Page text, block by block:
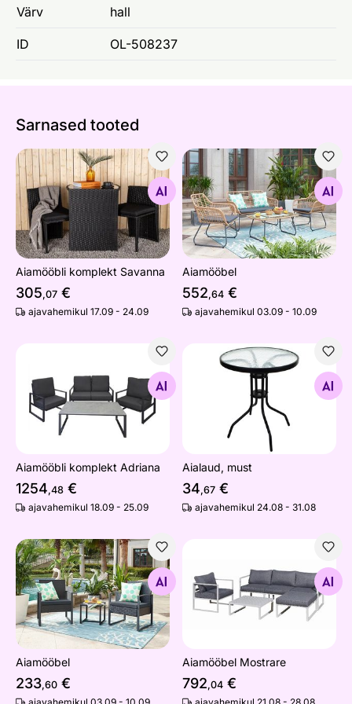
Värv hall
ID OL-508237
Sarnased tooted
Aiamööbli komplekt Savanna
Otsi sarnaseid
Aiamööbli komplekt Savanna
305,07 €
ajavahemikul 17.09 - 24.09
Aiamööbel
Otsi sarnaseid
Aiamööbel
552,64 €
ajavahemikul 03.09 - 10.09
Aiamööbli komplekt Adriana
Otsi sarnaseid
Aiamööbli komplekt Adriana
1254,48 €
ajavahemikul 18.09 - 25.09
Aialaud, must
Otsi sarnaseid
Aialaud, must
34,67 €
ajavahemikul 24.08 - 31.08
Aiamööbel
Otsi sarnaseid
Aiamööbel
233,60 €
Otsi sarnaseid
Aiamööbel Mostrare
792,04 €